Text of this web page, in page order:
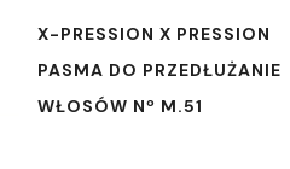
X-PRESSION X PRESSION
PASMA DO PRZEDŁUŻANIE
WŁOSÓW Nº M.51